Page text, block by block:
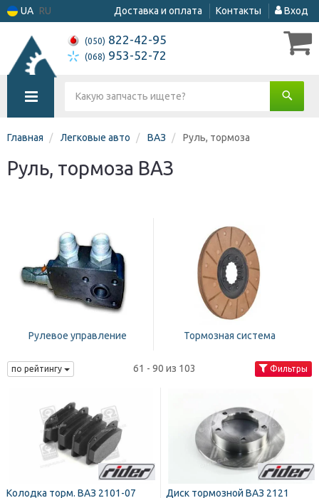
UA RU Доставка и оплата Контакты Вход
(050) 822-42-95
(068) 953-52-72
Главная Легковые авто ВАЗ Руль, тормоза
Руль, тормоза ВАЗ
Рулевое управление Тормозная система
по рейтингу 61 - 90 из 103 Фильтры
Колодка торм. ВАЗ 2101-07
Диск тормозной ВАЗ 2121